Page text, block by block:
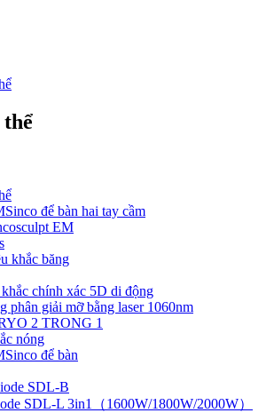
thể
để bàn hai tay cầm
EM
khắc băng
chính xác 5D di động
phân giải mỡ bằng laser 1060nm
2 TRONG 1
nóng
để bàn
SDL-B
SDL-L 3in1（1600W/1800W/2000W）